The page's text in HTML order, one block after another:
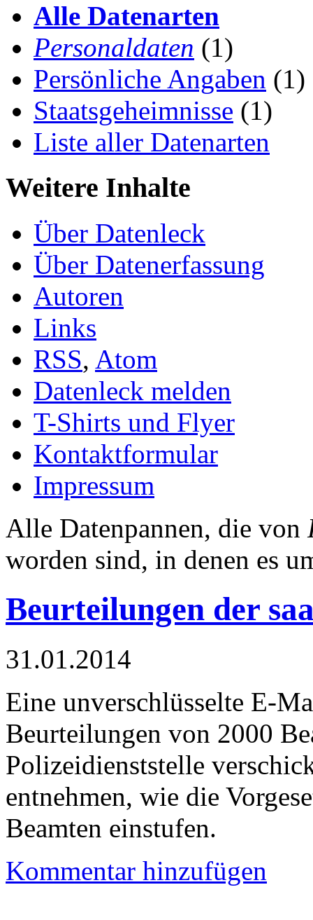
Alle Datenarten
Personaldaten (1)
Persönliche Angaben (1)
Staatsgeheimnisse (1)
Liste aller Datenarten
Weitere Inhalte
Über Datenleck
Über Datenerfassung
Autoren
Links
RSS, Atom
Datenleck melden
T-Shirts und Flyer
Kontaktformular
Impressum
Alle Datenpannen, die von
worden sind, in denen es
Beurteilungen der
31.01.2014
Eine unverschlüsselte E-
Beurteilungen von 2000
Polizeidienststelle
entnehmen, wie die
Beamten einstufen.
Kommentar hinzufügen